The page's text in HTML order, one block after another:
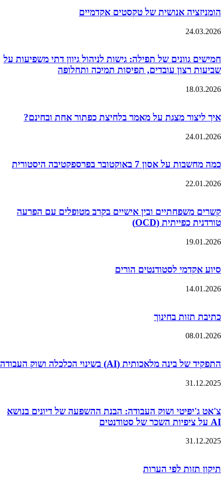
הומניזציה אנושית של טקסטים אקדמיים
24.03.2026
חמישים גוונים של תפילה: גישות לניהול גיוון דתי משפיעות על
שביעות רצון עובדים, תפיסות תמיכה ותחלופה
18.03.2026
איך ליצור מצגת על מאמר בלחיצת כפתור אחת ובחינם?
24.01.2026
כמה מחשבות על אסון 7 באוקטובר בפרספקטיבה היסטורית
22.01.2026
קשרים משפחתיים ובין אישיים בקרב מטופלים עם הפרעה
טורדנית כפייתית (OCD)
19.01.2026
סיוע אקדמי לסטודנטים הורים
14.01.2026
כתיבת תזות בחינוך
08.01.2026
התפקיד של בינה מלאכותית (AI) בשינוי הכלכלה ושוק העבודה
31.12.2025
צ'אט ג'יפיטי ושוק העבודה: הבנת ההשפעה של דיונים בנושא
AI על ציפיות השכר של סטודנטים
31.12.2025
תיקון תזות לפי הערות